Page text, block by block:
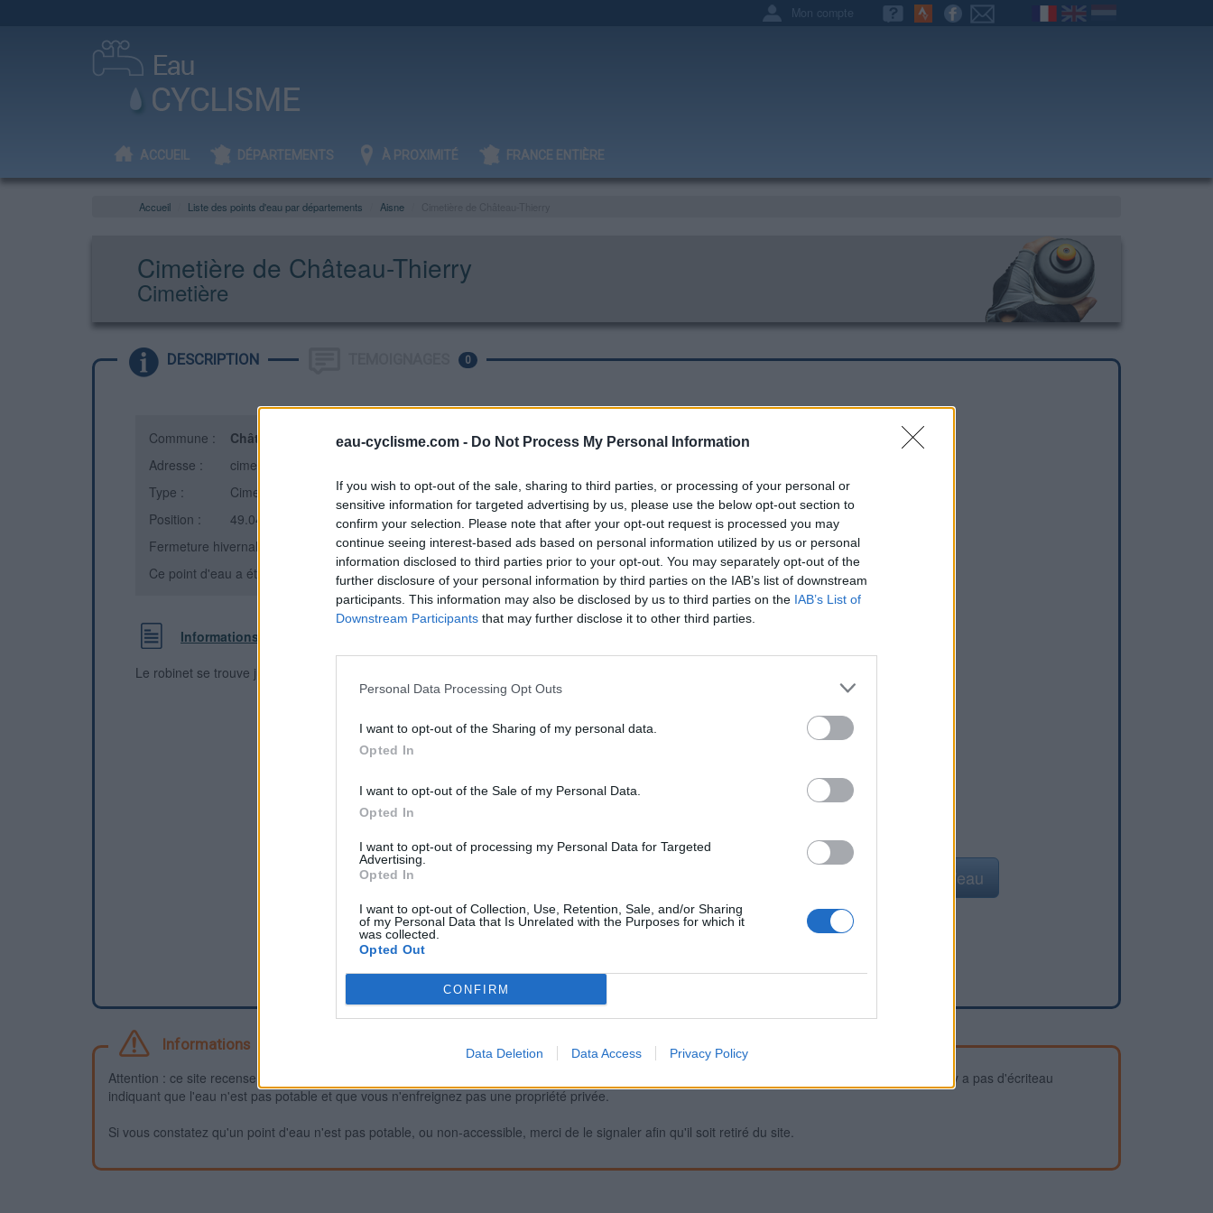
eau-cyclisme.com - Do Not Process My Personal Information
If you wish to opt-out of the sale, sharing to third parties, or processing of your personal or
sensitive information for targeted advertising by us, please use the below opt-out section to
confirm your selection. Please note that after your opt-out request is processed you may
continue seeing interest-based ads based on personal information utilized by us or personal
information disclosed to third parties prior to your opt-out. You may separately opt-out of the
further disclosure of your personal information by third parties on the IAB’s list of downstream
participants. This information may also be disclosed by us to third parties on the IAB’s List of
Downstream Participants that may further disclose it to other third parties.
Personal Data Processing Opt Outs
I want to opt-out of the Sharing of my personal data.
Opted In
I want to opt-out of the Sale of my Personal Data.
Opted In
I want to opt-out of processing my Personal Data for Targeted
Advertising.
Opted In
I want to opt-out of Collection, Use, Retention, Sale, and/or Sharing
of my Personal Data that Is Unrelated with the Purposes for which it
was collected.
Opted Out
CONFIRM
Data Deletion Data Access Privacy Policy
Mon compte
ACCUEIL DÉPARTEMENTS À PROXIMITÉ FRANCE ENTIÈRE
Accueil Liste des points d'eau par départements Aisne
Cimetière de Château-Thierry
Cimetière
DESCRIPTION 0
Commune : Château-Thierry
(Aisne)
Adresse :
cimetière
Type :
Cimetière
Position :
49.048596°N, 3.401434°E
Fermeture hivernale : information inconnue
Ce point d'eau a été ajouté par
Anton P en 2020
Informations complémentaires
Le robinet se trouve juste à l'entrée, 1 mètre derrière le portail sur la droite
Afficher la carte
Ajouter un point d'eau
Informations
Attention : ce site recense des points d'eau dont la fiabilité ne peut pas être garantie. Avant d'utiliser un point d'eau, vous devez vous assurer qu'il n'y a pas d'écriteau
indiquant que l'eau n'est pas potable et que vous n'enfreignez pas une propriété privée.
Si vous constatez qu'un point d'eau n'est pas potable, ou non-accessible, merci de le signaler afin qu'il soit retiré du site.